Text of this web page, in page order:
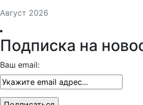
Август 2026
Подписка на
Ваш email: